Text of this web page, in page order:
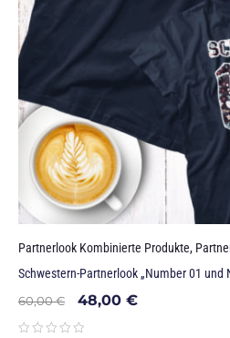
Partnerlook Kombinierte Produkte,
Schwestern-Partnerlook „Number 01 und
60,00€ 48,00 €